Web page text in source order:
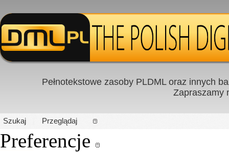
PL|EN
Pełnotekstowe zasoby PLDML oraz innych
Zapraszamy
Szukaj Przeglądaj
Preferencje